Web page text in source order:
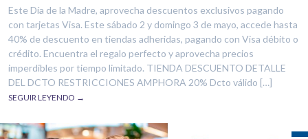
Este Día de la Madre, aprovecha descuentos exclusivos pagando
con tarjetas Visa. Este sábado 2 y domingo 3 de mayo, accede hasta
40% de descuento en tiendas adheridas, pagando con Visa débito o
crédito. Encuentra el regalo perfecto y aprovecha precios
imperdibles por tiempo limitado. TIENDA DESCUENTO DETALLE
DEL DCTO RESTRICCIONES AMPHORA 20% Dcto válido […]
SEGUIR LEYENDO →